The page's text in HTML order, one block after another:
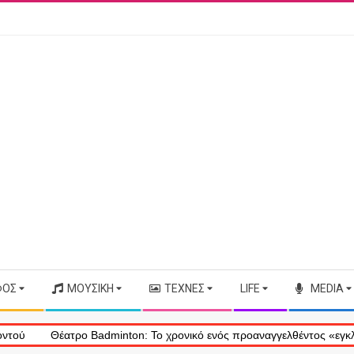
ΜΟΥΣΙΚΉ ΤΈΧΝΕΣ LIFE MEDIA
Badminton: Το χρονικό ενός προαναγγελθέντος «εγκλήματος» στις